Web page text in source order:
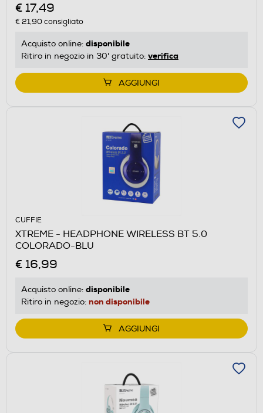
€ 17,49
€ 21,90consigliato
Acquisto online: disponibile
Ritiro in negozio in 30' gratuito: verifica
AGGIUNGI
CUFFIE
XTREME - HEADPHONE WIRELESS BT 5.0
COLORADO-BLU
€ 16,99
Acquisto online: disponibile
Ritiro in negozio: non disponibile
AGGIUNGI